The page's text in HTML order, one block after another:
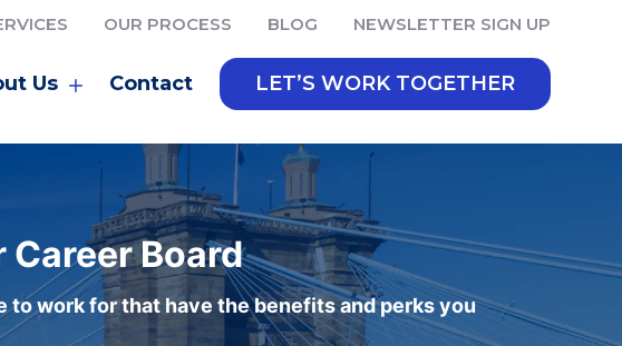
OUR PROCESS BLOG NEWSLETTER SIGN UP
Us Contact LET’S WORK TOGETHER
Board
to work for that have the benefits and perks you